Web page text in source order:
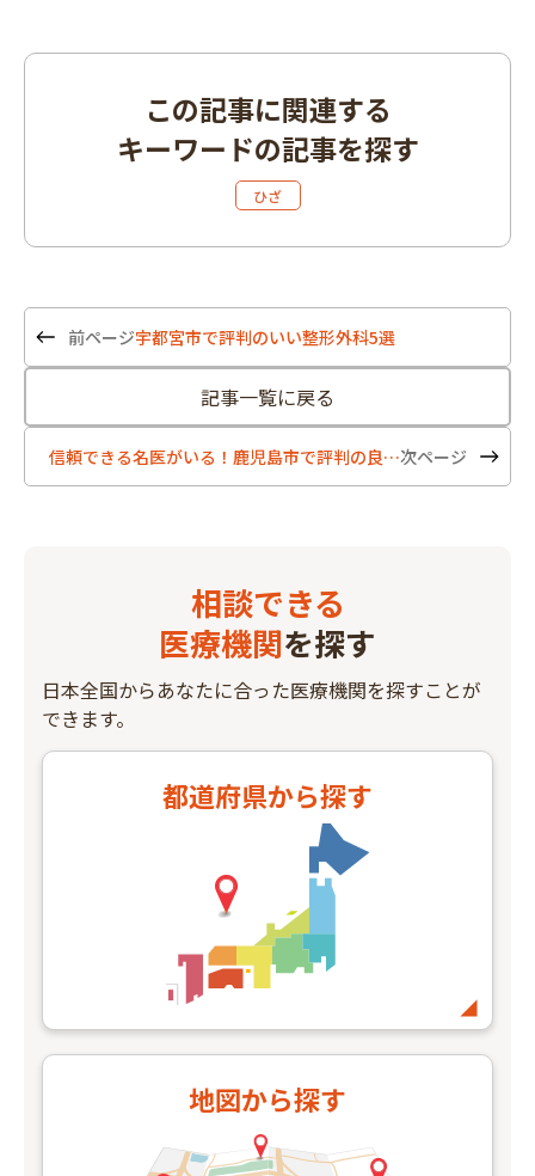
この記事に関連する
キーワードの記事を探す
ひざ
宇都宮市で評判のいい整形外科5選
記事一覧に戻る
信頼できる名医がいる！鹿児島市で評判の良い整形外科7選
相談できる
医療機関を探す
日本全国からあなたに合った医療機関を探すことが
できます。
都道府県から探す
地図から探す